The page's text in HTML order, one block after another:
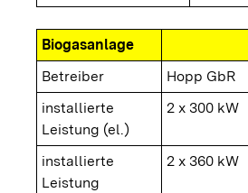
Biogasanlage
Betreiber
Hopp GbR
installierte
Leistung (el.)
2 x 300 kW
installierte
Leistung
2 x 360 kW